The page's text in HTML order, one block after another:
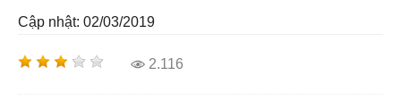
Cập nhật: 02/03/2019
2.116